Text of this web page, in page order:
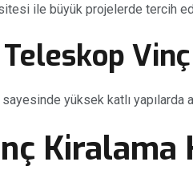
ile büyük projelerde tercih
Vinç
yüksek katlı yapılarda
Kiralama